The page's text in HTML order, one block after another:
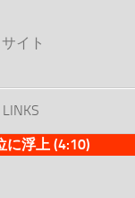
イト
LINKS
に浮上 (4:10)